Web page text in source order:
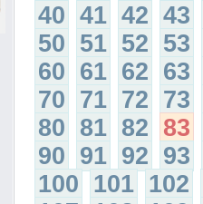
40 41 42 43
50 51 52 53
60 61 62 63
70 71 72 73
80 81 82 83
90 91 92 93
100 101 102